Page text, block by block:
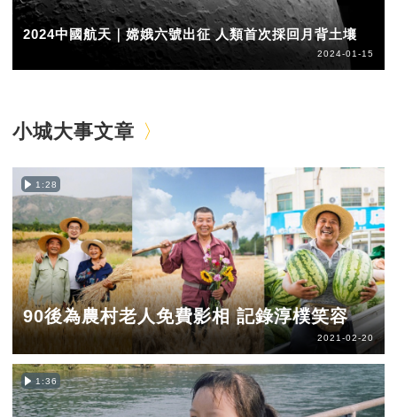
2024中國航天｜嫦娥六號出征 人類首次採回月背土壤
2024-01-15
小城大事文章
1:28
90後為農村老人免費影相 記錄淳樸笑容
2021-02-20
1:36